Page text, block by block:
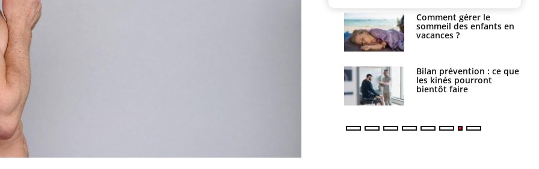
Comment gérer le
sommeil des enfants en
vacances ?
Bilan prévention : ce que
les kinés pourront
bientôt faire